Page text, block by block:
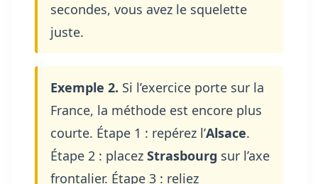
secondes, vous avez le squelette
juste.
Exemple 2. Si l’exercice porte sur la
France, la méthode est encore plus
courte. Étape 1 : repérez l’Alsace.
Étape 2 : placez Strasbourg sur l’axe
frontalier. Étape 3 : reliez